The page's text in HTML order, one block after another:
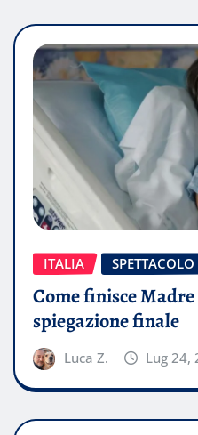
ITALIA SPETTACOLO
Come finisce
spiegazione finale
Luca Z. Lug 24,